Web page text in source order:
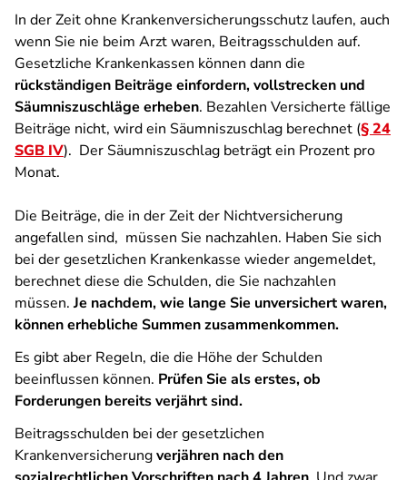
In der Zeit ohne Krankenversicherungsschutz laufen, auch
wenn Sie nie beim Arzt waren, Beitragsschulden auf.
Gesetzliche Krankenkassen können dann die
rückständigen Beiträge einfordern, vollstrecken und
Säumniszuschläge erheben. Bezahlen Versicherte fällige
Beiträge nicht, wird ein Säumniszuschlag berechnet (§ 24
SGB IV). Der Säumniszuschlag beträgt ein Prozent pro
Monat.
Die Beiträge, die in der Zeit der Nichtversicherung
angefallen sind, müssen Sie nachzahlen. Haben Sie sich
bei der gesetzlichen Krankenkasse wieder angemeldet,
berechnet diese die Schulden, die Sie nachzahlen
müssen. Je nachdem, wie lange Sie unversichert waren,
können erhebliche Summen zusammenkommen.
Es gibt aber Regeln, die die Höhe der Schulden
beeinflussen können. Prüfen Sie als erstes, ob
Forderungen bereits verjährt sind.
Beitragsschulden bei der gesetzlichen
Krankenversicherungverjähren nach den